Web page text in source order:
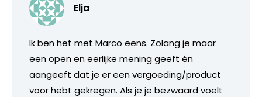
Elja
Ik ben het met Marco eens. Zolang je maar
een open en eerlijke mening geeft én
aangeeft dat je er een vergoeding/product
voor hebt gekregen. Als je je bezwaard voelt